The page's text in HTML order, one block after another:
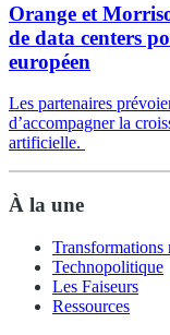
Orange et
de data centers
européen
Les partenaires
d’accompagner la
artificielle.
À la une
Transformations
Technopolitique
Les Faiseurs
Ressources